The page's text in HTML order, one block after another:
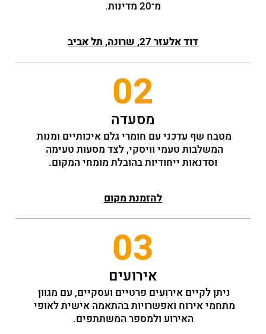
מ־20 מדינות.
דוד אלעזר 27, שרונה, תל אביב
02
מסעדה
וסדנאות ייחודיות בהובלת מומחי המקום.
להזמנת מקום
03
אירועים
האירוע ולמספר המשתתפים.